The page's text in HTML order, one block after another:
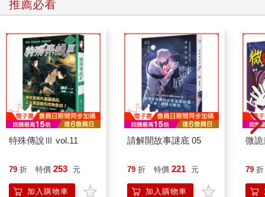
掘的，而且經過成千上萬不同組織、文化與產業的人測試。
我們將一起探索「行為科學」與「真實世界的結果」之間欠缺的
連結，把日常時刻變成卓越的成果。
本書傳授的事簡單、實用、歷久彌新，主要來自他人的智慧，也
來自我親身實踐後的體會。我曾經利用相關的心得與洞見，在情
報局做出更好的決定，離職後則建立與擴張好幾個事業，還意外
成為更好的家長。各位也可以自由決定要如何運用。
如果說我這一生有座右銘，大概是「把別人已經想到的事，做到
最好、最極致」。本書就是在向這句話致敬。我盡量列出各種概
念的出處，但很可能會漏掉某些該感謝的人士，在此先致歉。有
些事我在人生中實踐後，已成為自己的一部分。我二十年來與全
定的是，書中任何有用的知識，全是別人的功勞。我主要是把前
輩的真知灼見介紹給大家。
推薦必看
特殊傳說Ⅲ vol.11
79 折 特價 253 元
加入購物車
請解開故事謎底 05
79 折 特價 221 元
加入購物車
微
79 折